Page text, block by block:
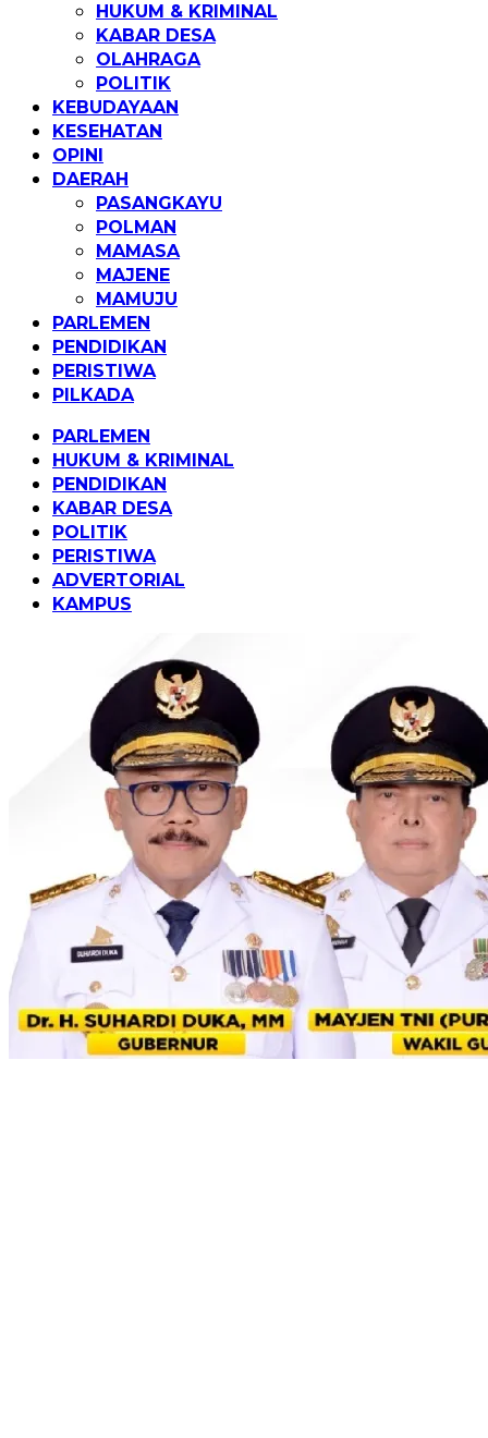
HUKUM & KRIMINAL
KABAR DESA
OLAHRAGA
POLITIK
KEBUDAYAAN
KESEHATAN
OPINI
DAERAH
PASANGKAYU
POLMAN
MAMASA
MAJENE
MAMUJU
PARLEMEN
PENDIDIKAN
PERISTIWA
PILKADA
PARLEMEN
HUKUM & KRIMINAL
PENDIDIKAN
KABAR DESA
POLITIK
PERISTIWA
ADVERTORIAL
KAMPUS